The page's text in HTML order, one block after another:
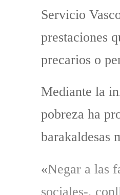
Servicio
prestaciones
precarios o
Mediante la
pobreza ha
barakaldesas
«Negar a las
sociales-,